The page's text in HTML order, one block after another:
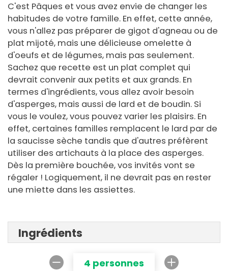
C'est Pâques et vous avez envie de changer les
habitudes de votre famille. En effet, cette année,
vous n'allez pas préparer de gigot d'agneau ou de
plat mijoté, mais une délicieuse omelette à
d'oeufs et de légumes, mais pas seulement.
Sachez que recette est un plat complet qui
devrait convenir aux petits et aux grands. En
termes d'ingrédients, vous allez avoir besoin
d'asperges, mais aussi de lard et de boudin. Si
vous le voulez, vous pouvez varier les plaisirs. En
effet, certaines familles remplacent le lard par de
la saucisse sèche tandis que d'autres préfèrent
utiliser des artichauts à la place des asperges.
Dès la première bouchée, vos invités vont se
régaler ! Logiquement, il ne devrait pas en rester
une miette dans les assiettes.
Ingrédients
4 personnes